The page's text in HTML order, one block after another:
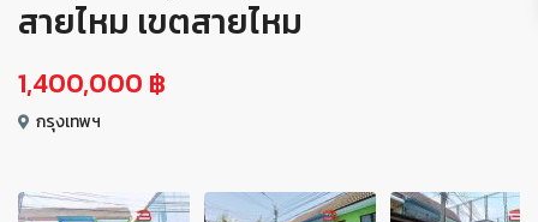
สายไหม เขตสายไหม
1,400,000 ฿
กรุงเทพฯ